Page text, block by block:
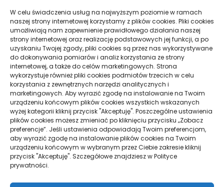
W celu świadczenia usług na najwyższym poziomie w ramach
naszej strony internetowej korzystamy z plików cookies. Pliki cookies
umożliwiają nam zapewnienie prawidłowego działania naszej
strony internetowej oraz realizację podstawowych jej funkcji, a po
uzyskaniu Twojej zgody, pliki cookies są przez nas wykorzystywane
do dokonywania pomiarów i analiz korzystania ze strony
internetowej, a także do celów marketingowych. Strona
wykorzystuje również pliki cookies podmiotów trzecich w celu
korzystania z zewnętrznych narzędzi analitycznych i
marketingowych. Aby wyrazić zgodę na instalowanie na Twoim
urządzeniu końcowym plików cookies wszystkich wskazanych
wyżej kategorii kliknij przycisk "Akceptuję". Poszczególne ustawienia
plików cookies możesz zmieniać po kliknięciu przycisku „Zobacz
preferencje”. Jeśli ustawienia odpowiadają Twoim preferencjom,
aby wyrazić zgodę na instalowanie plików cookies na Twoim
urządzeniu końcowym w wybranym przez Ciebie zakresie kliknij
przycisk "Akceptuję". Szczegółowe znajdziesz w Polityce
prywatności.
alkohol aperol biznes dentysta filmy
finanse
hipoteka
kino konferencje koronawirus
kredyt
maski
moda pieniądze pogrzeb zeby
Strony
Polityka Prywatności
Działy